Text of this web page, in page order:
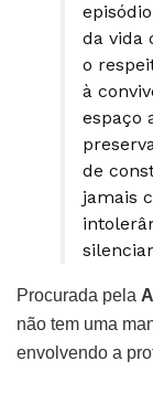
da vida
o
à
espaço
de
jamais
Procurada pela
não tem uma
envolvendo a